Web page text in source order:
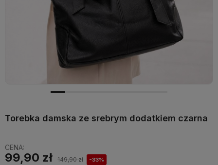
Torebka damska ze srebrym dodatkiem czarna
CENA:
99,90 zł 149,90 zł -33%